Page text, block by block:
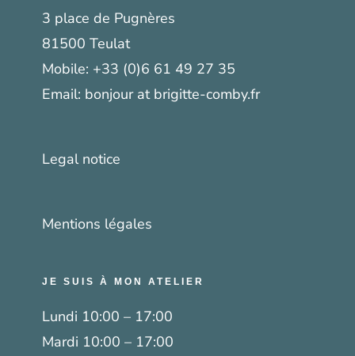
3 place de Pugnères
81500 Teulat
Mobile: +33 (0)6 61 49 27 35
Email: bonjour at brigitte-comby.fr
Legal notice
Mentions légales
JE SUIS À MON ATELIER
Lundi 10:00 – 17:00
Mardi 10:00 – 17:00